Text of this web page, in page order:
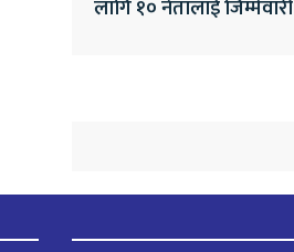
लागि १० नेतालाई जिम्मेवारी